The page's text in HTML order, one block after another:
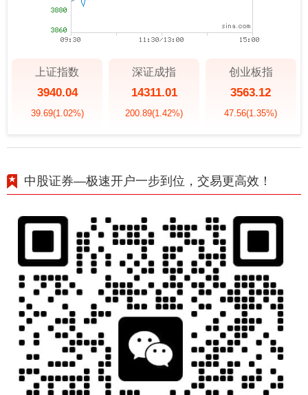
上证指数
3940.04
39.69(1.02%)
深证成指
14311.01
200.89(1.42%)
创业板指
3563.12
47.56(1.35%)
中股证券—极速开户一步到位，交易更高效！